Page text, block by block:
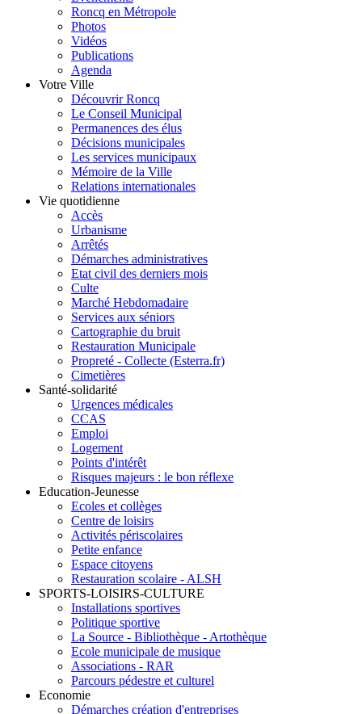
Roncq en Métropole
Photos
Vidéos
Publications
Agenda
Votre Ville
Découvrir Roncq
Le Conseil Municipal
Permanences des élus
Décisions municipales
Les services municipaux
Mémoire de la Ville
Relations internationales
Vie quotidienne
Accès
Urbanisme
Arrêtés
Démarches administratives
Etat civil des derniers mois
Culte
Marché Hebdomadaire
Services aux séniors
Cartographie du bruit
Restauration Municipale
Propreté - Collecte (Esterra.fr)
Cimetières
Santé-solidarité
Urgences médicales
CCAS
Emploi
Logement
Points d'intérêt
Risques majeurs : le bon réflexe
Education-Jeunesse
Ecoles et collèges
Centre de loisirs
Activités périscolaires
Petite enfance
Espace citoyens
Restauration scolaire - ALSH
SPORTS-LOISIRS-CULTURE
Installations sportives
Politique sportive
La Source - Bibliothèque - Artothèque
Ecole municipale de musique
Associations - RAR
Parcours pédestre et culturel
Economie
Démarches création d'entreprises